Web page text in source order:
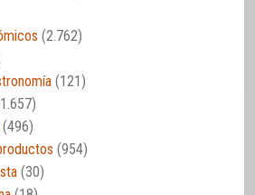
(2.762)
(121)
(496)
(954)
(30)